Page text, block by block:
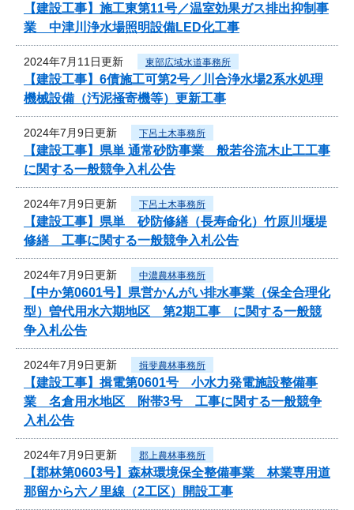
【建設工事】施工東第11号／温室効果ガス排出抑制事
業 中津川浄水場照明設備LED化工事
2024年7月11日更新 東部広域水道事務所
【建設工事】6債施工可第2号／川合浄水場2系水処理
機械設備（汚泥掻寄機等）更新工事
2024年7月9日更新 下呂土木事務所
【建設工事】県単 通常砂防事業 般若谷流木止工工事
に関する一般競争入札公告
2024年7月9日更新 下呂土木事務所
【建設工事】県単 砂防修繕（長寿命化）竹原川堰堤
修繕 工事に関する一般競争入札公告
2024年7月9日更新 中濃農林事務所
【中か第0601号】県営かんがい排水事業（保全合理化
型）曽代用水六期地区 第2期工事 に関する一般競
争入札公告
2024年7月9日更新 揖斐農林事務所
【建設工事】揖電第0601号 小水力発電施設整備事
業 名倉用水地区 附帯3号 工事に関する一般競争
入札公告
2024年7月9日更新 郡上農林事務所
【郡林第0603号】森林環境保全整備事業 林業専用道
那留から六ノ里線（2工区）開設工事